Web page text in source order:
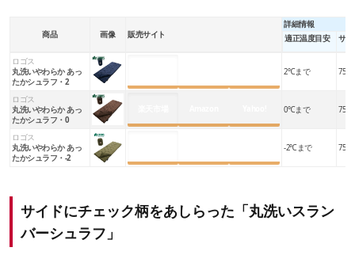
商品 画像 販売サイト
詳細情報
適正温度目安
サイ
ロゴス
丸洗いやわらか あっ
たかシュラフ・2
2℃まで
ロゴス
丸洗いやわらか あっ
たかシュラフ・0
0℃まで
ロゴス
丸洗いやわらか あっ
たかシュラフ・-2
-2℃まで
サイドにチェック柄をあしらった「丸洗いスラン
バーシュラフ」